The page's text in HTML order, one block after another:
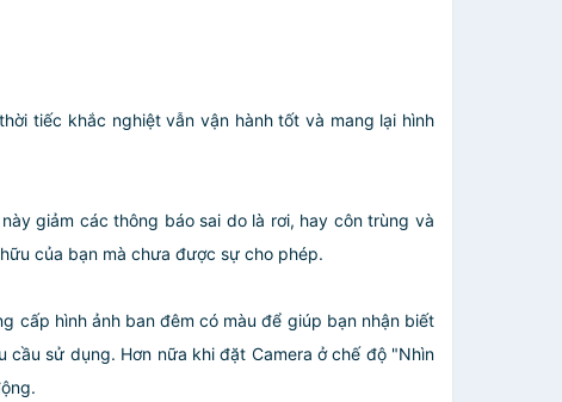
tiếc khắc nghiệt vẫn vận hành tốt và mang lại hình
giảm các thông báo sai do là rơi, hay côn trùng và
của bạn mà chưa được sự cho phép.
cấp hình ảnh ban đêm có màu để giúp bạn nhận biết
sử dụng. Hơn nữa khi đặt Camera ở chế độ "Nhìn